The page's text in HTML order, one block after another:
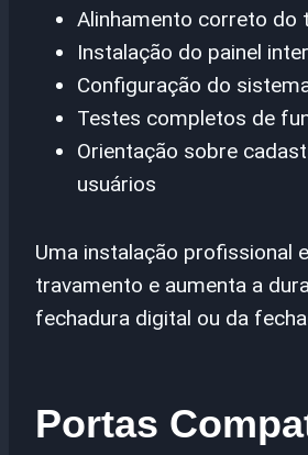
Alinhamento correto do
Instalação do painel
Configuração do
Testes completos de
Orientação sobre
usuários
Uma instalação profissional
travamento e aumenta a
fechadura digital ou da
Portas